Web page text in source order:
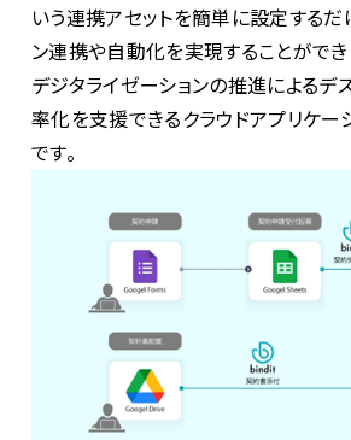
いう連携アセットを簡単に設定するだ
ン連携や自動化を実現することができ
デジタライゼーションの推進によるデ
率化を支援できるクラウドアプリケー
です。